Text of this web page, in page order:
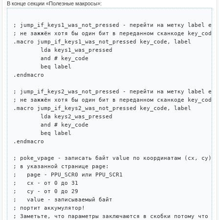
В конце секции «Полезные макросы»:
; jump_if_keys1_was_not_pressed - перейти на метку label
; не зажжён хотя бы один бит в переданном сканкоде key_code.
.macro jump_if_keys1_was_not_pressed key_code, label
.endmacro
; jump_if_keys2_was_not_pressed - перейти на метку label
; не зажжён хотя бы один бит в переданном сканкоде key_code.
.macro jump_if_keys2_was_not_pressed key_code, label
.endmacro
; poke_vpage - записать байт value по координатам (cx, cy)
; в указанной странице page:
;   page - PPU_SCR0 или PPU_SCR1
;   cx - от 0 до 31
;   cy - от 0 до 29
;   value - записываемый байт
; портит аккумулятор!
; Заметьте, что параметры заключаются в скобки потому что